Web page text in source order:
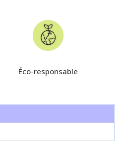
Éco-responsable